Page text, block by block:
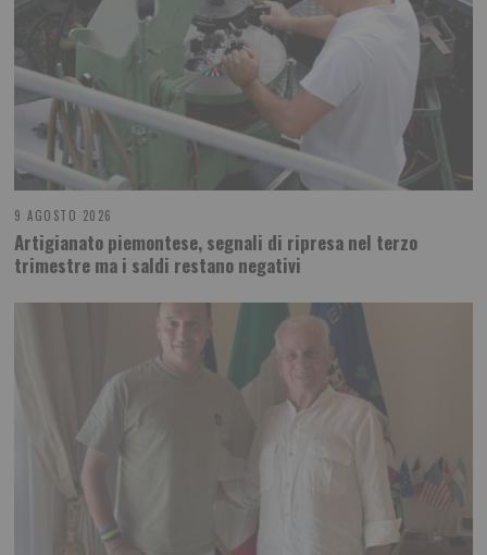
9 AGOSTO 2026
Artigianato piemontese, segnali di ripresa nel terzo
trimestre ma i saldi restano negativi